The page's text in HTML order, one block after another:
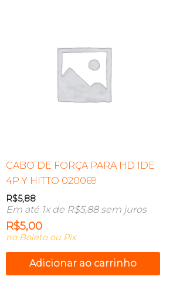
CABO DE FORÇA PARA HD IDE
4P Y HITTO 020069
R$5,88
Em até 1x de R$5,88sem juros
R$5,00
no Boleto ou Pix
Adicionar ao carrinho